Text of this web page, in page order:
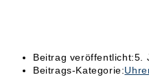
Beitrag veröffentlicht:5.
Beitrags-Kategorie: